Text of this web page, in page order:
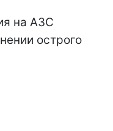
на АЗС
острого